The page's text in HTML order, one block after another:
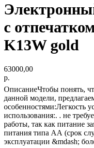
с
K13W gold
63000,00
р.
ОписаниеЧтобы понять,
данной модели,
особенностями:Легкость
использования:. . не
работы, так как питание
питания типа АА (срок
эксплуатации &mdash;